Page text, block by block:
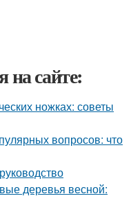
на сайте:
ножках: советы
вопросов: что
деревья весной: